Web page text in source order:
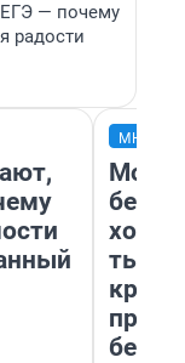
— почему
радости
Мой